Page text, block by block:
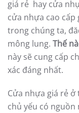
giá rẻ hay cửa
cửa nhựa cao
trong chúng ta,
mông lung. Thế
này sẽ cung cấp
xác đáng nhất.
Cửa nhựa giá rẻ
chủ yếu có